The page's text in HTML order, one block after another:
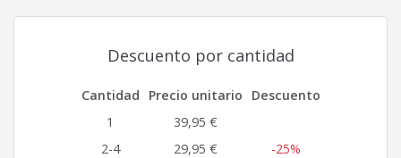
Descuento por cantidad
Cantidad Precio unitario
Descuento
1
39,95 €
2-4
29,95 €
-25%